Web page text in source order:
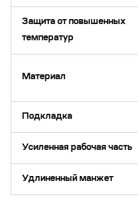
Защита от повышенных
температур
Материал
Подкладка
Усиленная рабочая часть
Удлиненный манжет